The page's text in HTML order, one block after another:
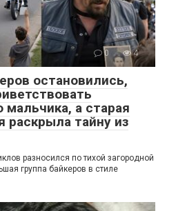
0 4
остановились,
мальчика, а старая
раскрыла тайну из
разносился по тихой загородной
группа байкеров в стиле